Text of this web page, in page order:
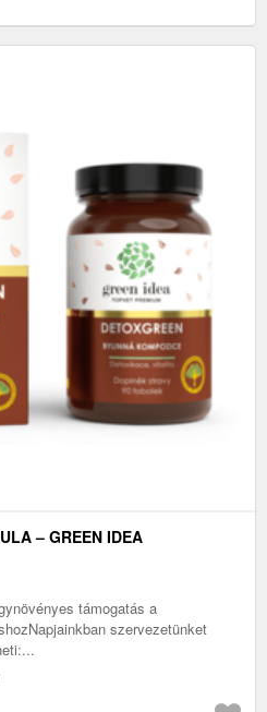
– GREEN IDEA
támogatás a
szervezetünket